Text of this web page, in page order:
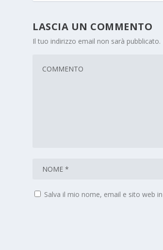
LASCIA UN COMMENTO
Il tuo indirizzo email non sarà pubblicato.
Salva il mio nome, email e sito web